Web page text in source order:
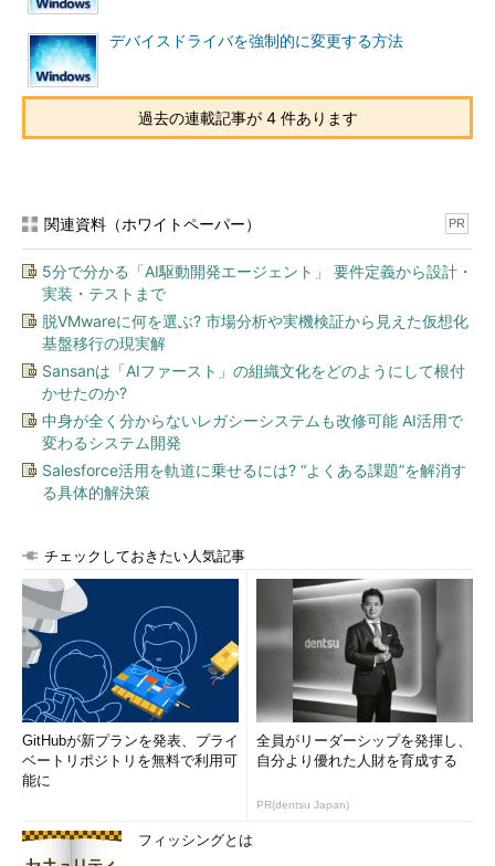
（1）［システムのプロパティ］ダイアログの
［ハードウェア］タブをクリックする。
［Ａ］このボタンをクリックして、デバイス マ
ネージャを起動する。→
すると次のようなデバイス マネージャが表示されるので、デ
このとき表示される項目が、このシステムで現在使用中のHALを
［Ａ］
デバイス マネージャの［コンピュータ］項目を表
デバイス マネージャの［コンピュータ］項目の左
側にある［＋］マークをクリックして、下位の情
報を表示する。ここに表示される項目が、現在使
用中のHALを表わしている。
［Ｂ］
このシステムでは、「Advanced Config
uration and Power Interface (ACPI) PC」というH
ALを利用していることが分かる。この項目をダブ
えることも可能だが、危険が伴うので操作は慎重
に行う必要がある。→ ［Ｂ］ へ
このシステムでは、「Advanced Configuration and Power
デバイスドライバを強制的に変更する方法
過去の連載記事が 4 件あります
関連資料（ホワイトペーパー） PR
5分で分かる「AI駆動開発エージェント」 要件定義から設計・
実装・テストまで
脱VMwareに何を選ぶ? 市場分析や実機検証から見えた仮想化
基盤移行の現実解
Sansanは「AIファースト」の組織文化をどのようにして根付
かせたのか?
中身が全く分からないレガシーシステムも改修可能 AI活用で
変わるシステム開発
Salesforce活用を軌道に乗せるには? “よくある課題”を解消す
る具体的解決策
チェックしておきたい人気記事
GitHubが新プランを発表、プライ
ベートリポジトリを無料で利用可
能に
全員がリーダーシップを発揮し、
自分より優れた人財を育成する
PR(dentsu Japan)
フィッシングとは